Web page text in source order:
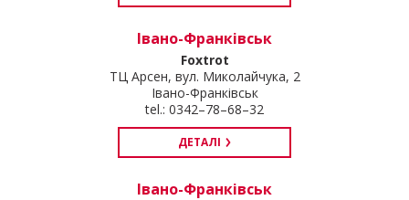
Івано-Франківськ
Foxtrot
ТЦ Арсен, вул. Миколайчука, 2
Івано-Франківськ
tel.: 0342–78–68–32
ДЕТАЛІ
Івано-Франківськ